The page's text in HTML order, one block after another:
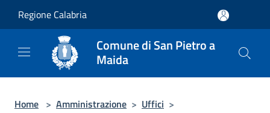
Regione Calabria
Comune di San Pietro a
Maida
Home > Amministrazione > Uffici >